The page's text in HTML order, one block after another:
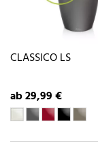
CLASSICO LS
ab 29,99 €